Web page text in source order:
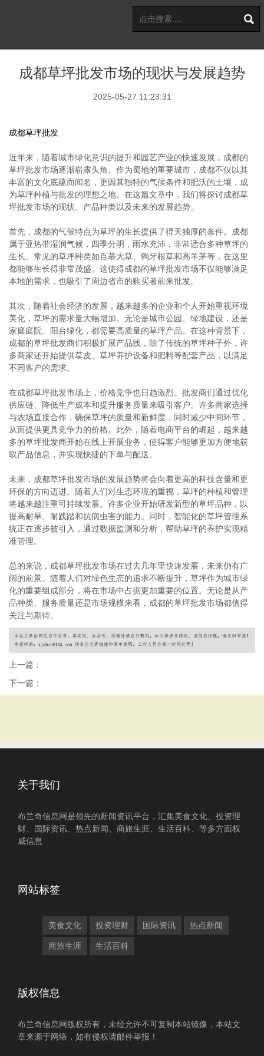
成都草坪批发市场的现状与发展趋势
2025-05-27 11:23:31
成都草坪批发
近年来，随着城市绿化意识的提升和园艺产业的快速发展，成都的
草坪批发市场逐渐崭露头角。作为蜀地的重要城市，成都不仅以其
丰富的文化底蕴而闻名，更因其独特的气候条件和肥沃的土壤，成
为草坪种植与批发的理想之地。在这篇文章中，我们将探讨成都草
坪批发市场的现状、产品种类以及未来的发展趋势。
首先，成都的气候特点为草坪的生长提供了得天独厚的条件。成都
属于亚热带湿润气候，四季分明，雨水充沛，非常适合多种草坪的
生长。常见的草坪种类如百慕大草、狗牙根草和高羊茅等，在这里
都能够生长得非常茂盛。这使得成都的草坪批发市场不仅能够满足
本地的需求，也吸引了周边省市的购买者前来批发。
其次，随着社会经济的发展，越来越多的企业和个人开始重视环境
美化，草坪的需求量大幅增加。无论是城市公园、绿地建设，还是
家庭庭院、阳台绿化，都需要高质量的草坪产品。在这种背景下，
成都的草坪批发商们积极扩展产品线，除了传统的草坪种子外，许
多商家还开始提供草皮、草坪养护设备和肥料等配套产品，以满足
不同客户的需求。
在成都草坪批发市场上，价格竞争也日趋激烈。批发商们通过优化
供应链、降低生产成本和提升服务质量来吸引客户。许多商家选择
与农场直接合作，确保草坪的质量和新鲜度，同时减少中间环节，
从而提供更具竞争力的价格。此外，随着电商平台的崛起，越来越
多的草坪批发商开始在线上开展业务，使得客户能够更加方便地获
取产品信息，并实现快捷的下单与配送。
未来，成都草坪批发市场的发展趋势将会向着更高的科技含量和更
环保的方向迈进。随着人们对生态环境的重视，草坪的种植和管理
将越来越注重可持续发展。许多企业开始研发新型的草坪品种，以
提高耐旱、耐践踏和抗病虫害的能力。同时，智能化的草坪管理系
统正在逐步被引入，通过数据监测和分析，帮助草坪的养护实现精
准管理。
总的来说，成都草坪批发市场在过去几年里快速发展，未来仍有广
阔的前景。随着人们对绿色生态的追求不断提升，草坪作为城市绿
化的重要组成部分，将在市场中占据更加重要的位置。无论是从产
品种类、服务质量还是市场规模来看，成都的草坪批发市场都值得
关注与期待。
上一篇：
下一篇：
关于我们
布兰奇信息网是领先的新闻资讯平台，汇集美食文化、投资理
财、国际资讯、热点新闻、商旅生涯、生活百科、等多方面权
威信息
网站标签
美食文化 投资理财 国际资讯 热点新闻
商旅生涯 生活百科
版权信息
布兰奇信息网版权所有，未经允许不可复制本站镜像，本站文
章来源于网络，如有侵权请邮件举报！